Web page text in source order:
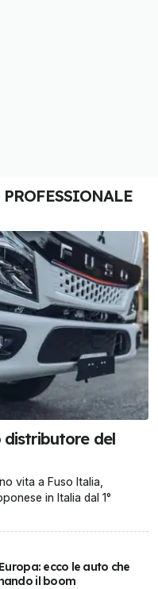
distributore del
vita a Fuso Italia,
in Italia dal 1°
ecco le auto che
il boom